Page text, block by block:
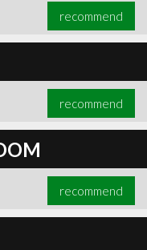
recommend
recommend
recommend